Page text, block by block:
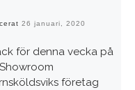
26 januari, 2020
för denna vecka på
företag